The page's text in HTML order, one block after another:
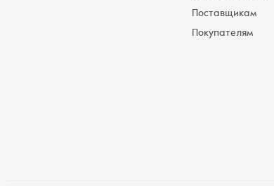
Поставщикам
Покупателям